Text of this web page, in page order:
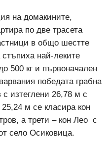
на домакините,
по две трасета
в общо шестте
най-леките
500 кг и първоначален
победата грабна
с изтеглени 26,78 м с
м се класира кон
а трети – кон Лео с
село Осиковица.